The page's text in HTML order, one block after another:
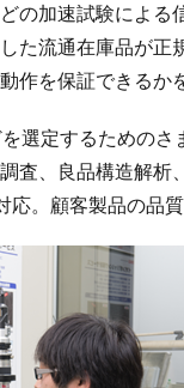
の加速試験による
流通在庫品が正
作を保証できるか
選定するための
査、良品構造解
。顧客製品の品